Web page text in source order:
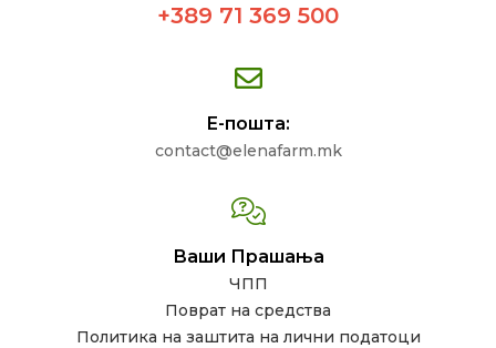
+389 71 369 500
Е-пошта:
contact@elenafarm.mk
Ваши Прашања
ЧПП
Поврат на средства
Политика на заштита на лични податоци